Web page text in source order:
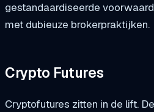
gestandaardiseerde
met dubieuze brokerpraktijken.
Crypto Futures
Cryptofutures zitten in de lift. De